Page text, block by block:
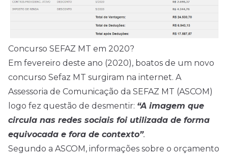
Concurso SEFAZ MT em 2020?
Em fevereiro deste ano (2020), boatos de um novo
concurso Sefaz MT surgiram na internet. A
Assessoria de Comunicação da SEFAZ MT (ASCOM)
logo fez questão de desmentir: “A imagem que
circula nas redes sociais foi utilizada de forma
equivocada e fora de contexto”.
Segundo a ASCOM, informações sobre o orçamento